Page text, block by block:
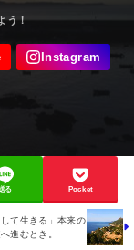
る Pocket
して生きる」本来の
進むとき。